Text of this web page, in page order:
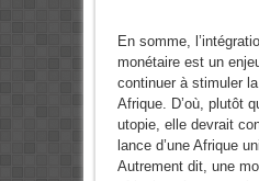
En somme,
monétaire est un
continuer à stimuler
Afrique. D’où, plutôt
utopie, elle devrait
lance d’une Afrique
Autrement dit, une